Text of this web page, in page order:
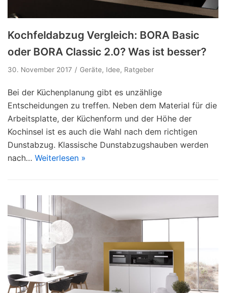
Kochfeldabzug Vergleich: BORA Basic
oder BORA Classic 2.0? Was ist besser?
30. November 2017 Geräte, Idee, Ratgeber
Bei der Küchenplanung gibt es unzählige
Entscheidungen zu treffen. Neben dem Material für die
Arbeitsplatte, der Küchenform und der Höhe der
Kochinsel ist es auch die Wahl nach dem richtigen
Dunstabzug. Klassische Dunstabzugshauben werden
nach… Weiterlesen »